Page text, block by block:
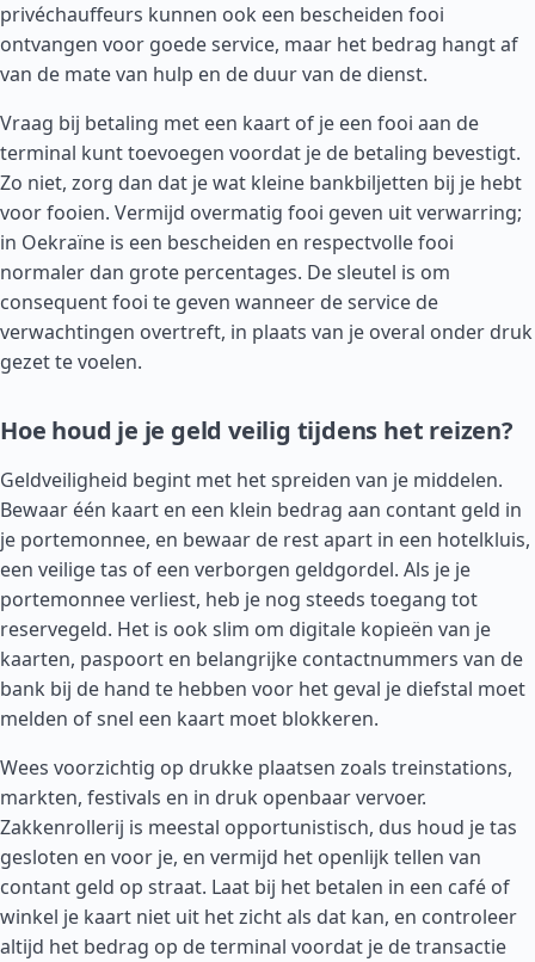
privéchauffeurs kunnen ook een bescheiden fooi
ontvangen voor goede service, maar het bedrag hangt af
van de mate van hulp en de duur van de dienst.
Vraag bij betaling met een kaart of je een fooi aan de
terminal kunt toevoegen voordat je de betaling bevestigt.
Zo niet, zorg dan dat je wat kleine bankbiljetten bij je hebt
voor fooien. Vermijd overmatig fooi geven uit verwarring;
in Oekraïne is een bescheiden en respectvolle fooi
normaler dan grote percentages. De sleutel is om
consequent fooi te geven wanneer de service de
verwachtingen overtreft, in plaats van je overal onder druk
gezet te voelen.
Hoe houd je je geld veilig tijdens het reizen?
Geldveiligheid begint met het spreiden van je middelen.
Bewaar één kaart en een klein bedrag aan contant geld in
je portemonnee, en bewaar de rest apart in een hotelkluis,
een veilige tas of een verborgen geldgordel. Als je je
portemonnee verliest, heb je nog steeds toegang tot
reservegeld. Het is ook slim om digitale kopieën van je
kaarten, paspoort en belangrijke contactnummers van de
bank bij de hand te hebben voor het geval je diefstal moet
melden of snel een kaart moet blokkeren.
Wees voorzichtig op drukke plaatsen zoals treinstations,
markten, festivals en in druk openbaar vervoer.
Zakkenrollerij is meestal opportunistisch, dus houd je tas
gesloten en voor je, en vermijd het openlijk tellen van
contant geld op straat. Laat bij het betalen in een café of
winkel je kaart niet uit het zicht als dat kan, en controleer
altijd het bedrag op de terminal voordat je de transactie